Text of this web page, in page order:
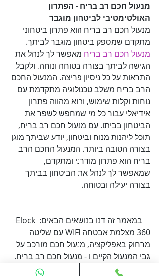
מנעול חכם רב בריח - הפתרון
האולטימטיבי לביטחון מוגבר
מנעול חכם רב בריח הוא פתרון ביטחוני
מתקדם שמספק ביטחון מוגבר לביתך.
מנעול חכם רב בריח מאפשר לך לנהל את
הגישה לביתך בצורה בטוחה ונוחה, ולקבל
התראות על כל ניסיון פריצה. המנעול החכם
הרב בריח משלב טכנולוגיה מתקדמת עם
נוחות וקלות שימוש, והוא מהווה פתרון
אידיאלי עבור כל מי שמחפש לשפר את
הביטחון בביתו. עם מנעול חכם רב בריח,
תוכל ליהנות מנוח וביטחון, יודע שביתך מוגן
בצורה הטובה ביותר. המנעול החכם הרב
בריח הוא פתרון מודרני ומתקדם,
שמאפשר לך לנהל את הביטחון בביתך
בצורה יעילה ובטוחה.
    במאמר זה דנו בנושאים הבאים: Elock
360 מצלמת אבטחה WIFI עם שליטה
מרחוק באפליקציה, מנעול חכם מורכב על
    במאמר הזה עסקנו במספר נושאים